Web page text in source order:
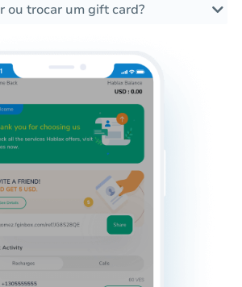
ou trocar um gift card?